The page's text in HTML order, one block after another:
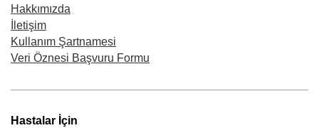
Hakkımızda
İletişim
Kullanım Şartnamesi
Veri Öznesi Başvuru Formu
Hastalar İçin